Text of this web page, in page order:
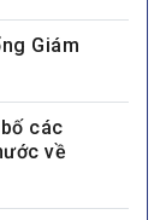
Giám
các
về